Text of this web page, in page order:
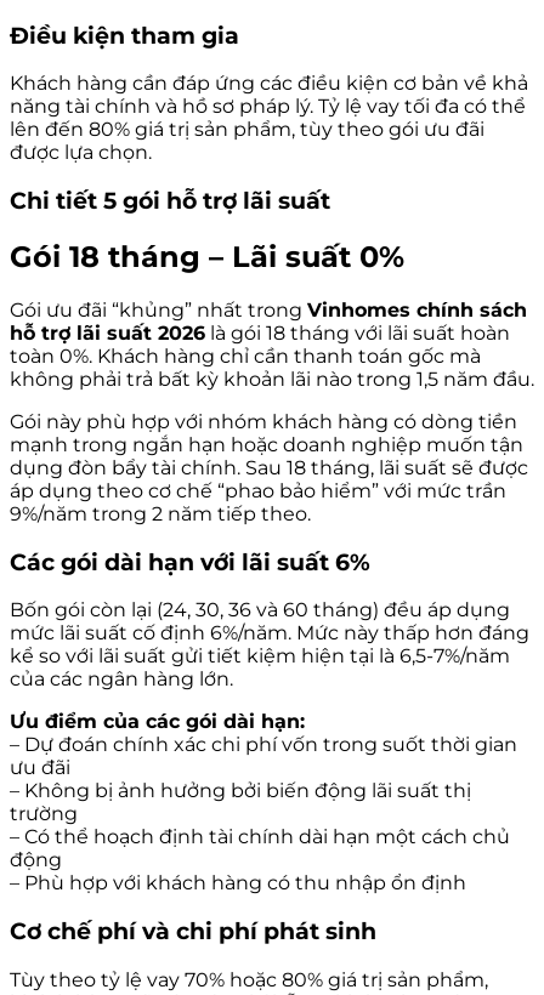
Điều kiện tham gia
Khách hàng cần đáp ứng các điều kiện cơ bản về khả
năng tài chính và hồ sơ pháp lý. Tỷ lệ vay tối đa có thể
lên đến 80% giá trị sản phẩm, tùy theo gói ưu đãi
được lựa chọn.
Chi tiết 5 gói hỗ trợ lãi suất
Gói 18 tháng – Lãi suất 0%
Gói ưu đãi “khủng” nhất trong Vinhomes chính sách
hỗ trợ lãi suất 2026 là gói 18 tháng với lãi suất hoàn
toàn 0%. Khách hàng chỉ cần thanh toán gốc mà
không phải trả bất kỳ khoản lãi nào trong 1,5 năm đầu.
Gói này phù hợp với nhóm khách hàng có dòng tiền
mạnh trong ngắn hạn hoặc doanh nghiệp muốn tận
dụng đòn bẩy tài chính. Sau 18 tháng, lãi suất sẽ được
áp dụng theo cơ chế “phao bảo hiểm” với mức trần
9%/năm trong 2 năm tiếp theo.
Các gói dài hạn với lãi suất 6%
Bốn gói còn lại (24, 30, 36 và 60 tháng) đều áp dụng
mức lãi suất cố định 6%/năm. Mức này thấp hơn đáng
kể so với lãi suất gửi tiết kiệm hiện tại là 6,5-7%/năm
của các ngân hàng lớn.
Ưu điểm của các gói dài hạn:
– Dự đoán chính xác chi phí vốn trong suốt thời gian
ưu đãi
– Không bị ảnh hưởng bởi biến động lãi suất thị
trường
– Có thể hoạch định tài chính dài hạn một cách chủ
động
– Phù hợp với khách hàng có thu nhập ổn định
Cơ chế phí và chi phí phát sinh
Tùy theo tỷ lệ vay 70% hoặc 80% giá trị sản phẩm,